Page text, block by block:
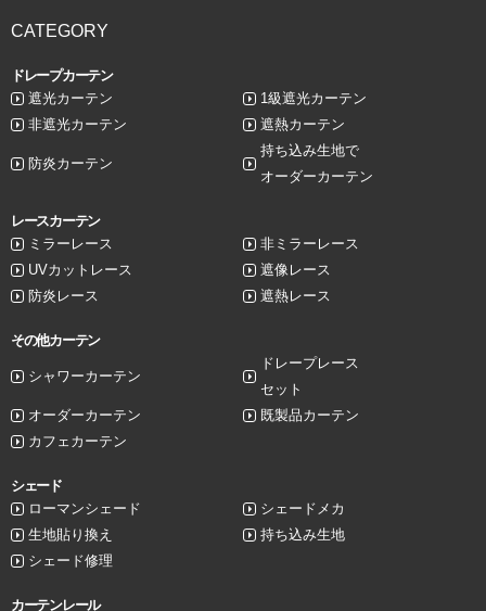
CATEGORY
ドレープカーテン
遮光カーテン
1級遮光カーテン
非遮光カーテン
遮熱カーテン
防炎カーテン
持ち込み生地で
オーダーカーテン
レースカーテン
ミラーレース
非ミラーレース
UVカットレース
遮像レース
防炎レース
遮熱レース
その他カーテン
シャワーカーテン
ドレープレース
セット
オーダーカーテン
既製品カーテン
カフェカーテン
シェード
ローマンシェード
シェードメカ
生地貼り換え
持ち込み生地
シェード修理
カーテンレール